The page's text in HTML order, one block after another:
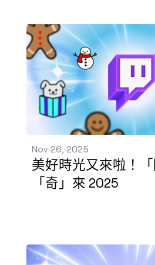
Nov 26, 2025
美好時光又來啦！
「奇」來 2025
美好時光又來啦！「圖」
訂閱即可獲得 3 個月